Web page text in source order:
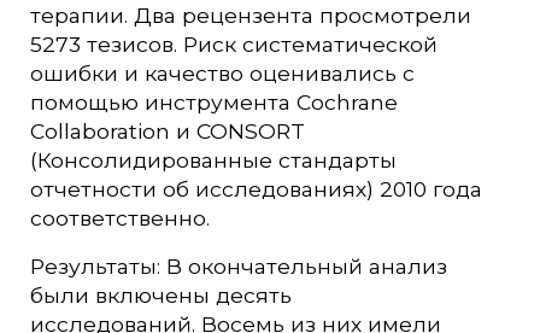
терапии. Два рецензента просмотрели
5273 тезисов. Риск систематической
ошибки и качество оценивались с
помощью инструмента Cochrane
Collaboration и CONSORT
(Консолидированные стандарты
отчетности об исследованиях) 2010 года
соответственно.
Результаты: В окончательный анализ
были включены десять
исследований. Восемь из них имели